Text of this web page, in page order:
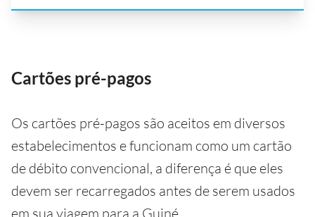
Cartões pré-pagos
Os cartões pré-pagos são aceitos em diversos
estabelecimentos e funcionam como um cartão
de débito convencional, a diferença é que eles
devem ser recarregados antes de serem usados
em sua viagem para a Guiné.